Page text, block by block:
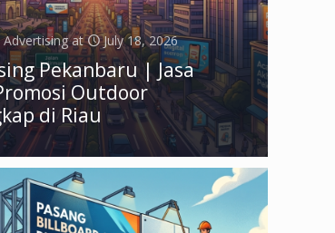
Advertising at July 18, 2026
Pekanbaru | Jasa
Outdoor
di Riau